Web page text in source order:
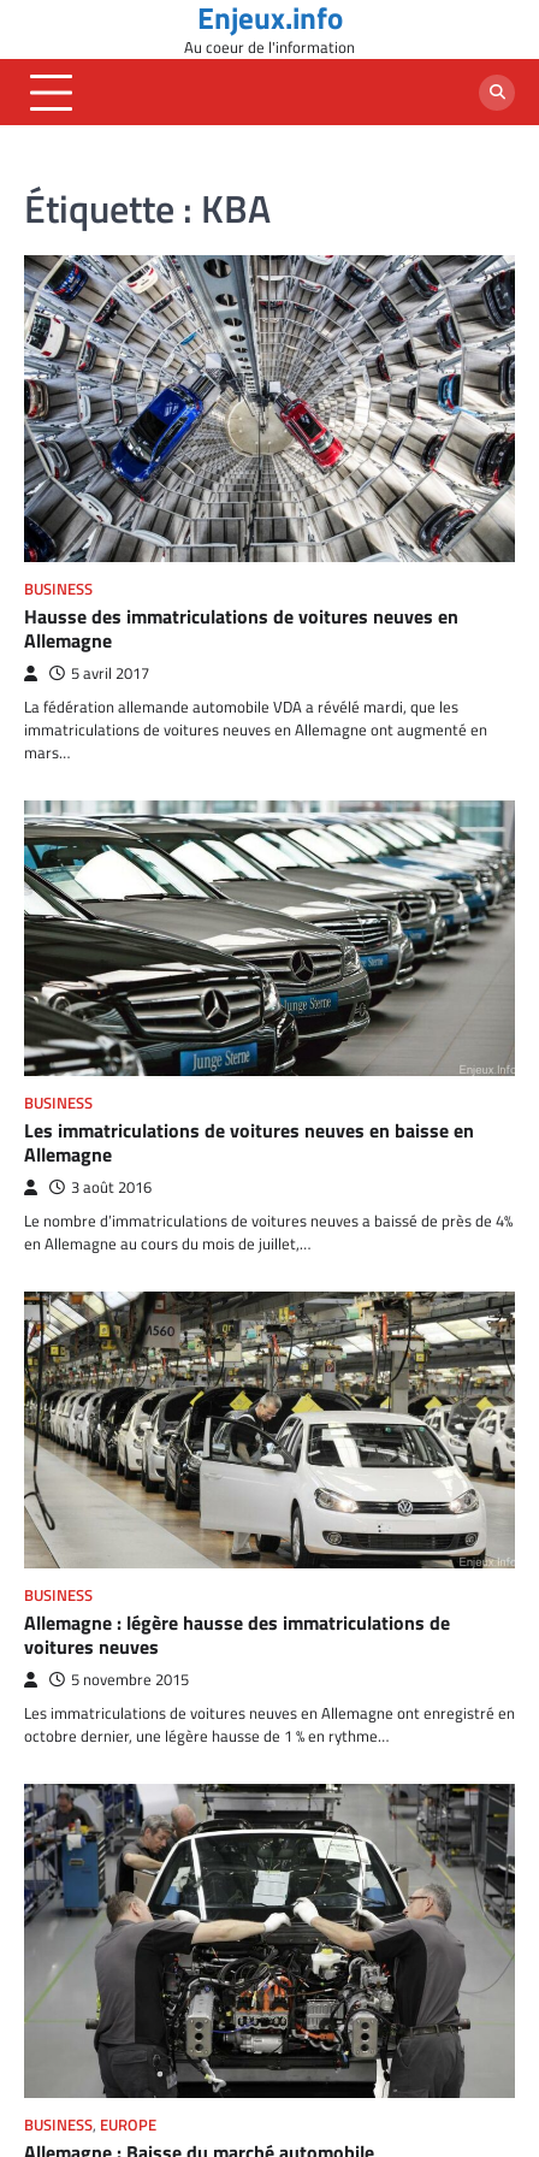
content
Enjeux.info
Au coeur de l'information
Étiquette : KBA
BUSINESS
Hausse des immatriculations de voitures neuves en
Allemagne
5 avril 2017
La fédération allemande automobile VDA a révélé mardi, que les
immatriculations de voitures neuves en Allemagne ont augmenté en
mars…
BUSINESS
Les immatriculations de voitures neuves en baisse en
Allemagne
3 août 2016
Le nombre d’immatriculations de voitures neuves a baissé de près de 4%
en Allemagne au cours du mois de juillet,…
BUSINESS
Allemagne : légère hausse des immatriculations de
voitures neuves
5 novembre 2015
Les immatriculations de voitures neuves en Allemagne ont enregistré en
octobre dernier, une légère hausse de 1 % en rythme…
BUSINESS, EUROPE